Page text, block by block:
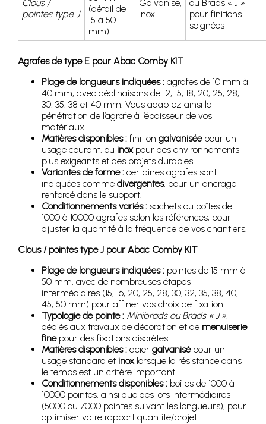
Clous /
pointes type J
(détail de
15 à 50
mm)
Galvanisé,
Inox
ou Brads « J »
pour finitions
soignées
Agrafes de type E pour Abac Comby KIT
Plage de longueurs indiquées : agrafes de 10 mm à
40 mm, avec déclinaisons de 12, 15, 18, 20, 25, 28,
30, 35, 38 et 40 mm. Vous adaptez ainsi la
pénétration de l’agrafe à l’épaisseur de vos
matériaux.
Matières disponibles : finition galvaniséepour un
usage courant, ou inoxpour des environnements
plus exigeants et des projets durables.
Variantes de forme : certaines agrafes sont
indiquées comme divergentes, pour un ancrage
renforcé dans le support.
Conditionnements variés : sachets ou boîtes de
1000 à 10000 agrafes selon les références, pour
ajuster la quantité à la fréquence de vos chantiers.
Clous / pointes type J pour Abac Comby KIT
Plage de longueurs indiquées : pointes de 15 mm à
50 mm, avec de nombreuses étapes
intermédiaires (15, 16, 20, 25, 28, 30, 32, 35, 38, 40,
45, 50 mm) pour affiner vos choix de fixation.
Typologie de pointe : Minibrads ou Brads « J »,
dédiés aux travaux de décoration et de menuiserie
finepour des fixations discrètes.
Matières disponibles : acier galvanisépour un
usage standard et inoxlorsque la résistance dans
le temps est un critère important.
Conditionnements disponibles : boîtes de 1000 à
10000 pointes, ainsi que des lots intermédiaires
(5000 ou 7000 pointes suivant les longueurs), pour
optimiser votre rapport quantité/projet.